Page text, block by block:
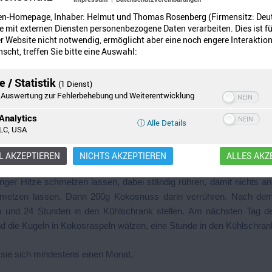
Kugeln darin zu rollen)
Hitze schmelzen lassen, dabei ständig rühren, damit nichts
lassen. Dann 200g Kokosnuss darin verrühren. Nach
24 Stunden in den Kühlschrank stellen. Am nächsten Tag
die Kugeln in Kokosraspeln wälzen, eine Stunde in den
sich mindestens einen Monat.
Homepage, Inhaber: Helmut und Thomas Rosenberg (Firmensitz:
mit externen Diensten personenbezogene Daten verarbeiten. Dies ist
Website nicht notwendig, ermöglicht aber eine noch engere
treffen Sie bitte eine Auswahl:
/ Statistik (1 Dienst)
zur Fehlerbehebung und Weiterentwicklung
USA
ⓘ Alle Details
AKZEPTIEREN NICHTS AKZEPTIEREN ALLES